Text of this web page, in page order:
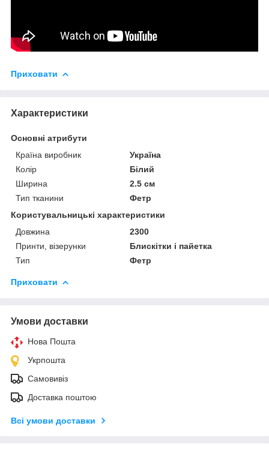
Приховати
Характеристики
Основні атрибути
Країна виробник
Україна
Колір
Білий
Ширина
2.5 см
Тип тканини
Фетр
Користувальницькі характеристики
Довжина
2300
Принти, візерунки
Блискітки і пайетка
Тип
Фетр
Приховати
Умови доставки
Нова Пошта
Укрпошта
Самовивіз
Доставка поштою
Всі умови доставки